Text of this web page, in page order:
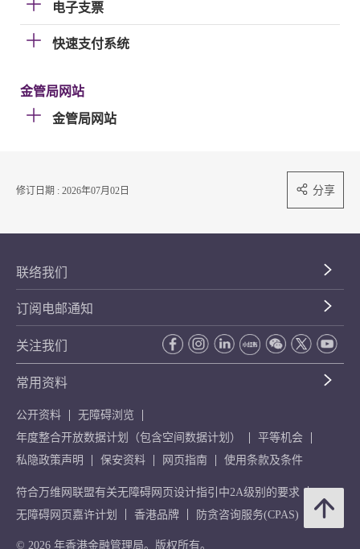
电子支票
快速支付系统
金管局网站
金管局网站
修订日期 : 2026年07月02日 分享
联络我们
订阅电邮通知
关注我们
常用资料
公开资料
无障碍浏览
年度整合开放数据计划（包含空间数据计划）
平等机会
私隐政策声明
保安资料 网页指南 使用条款及条件
符合万维网联盟有关无障碍网页设计指引中2A级别的要求
无障碍网页嘉许计划
香港品牌 防贪咨询服务(CPAS)
© 2026 年香港金融管理局。版权所有。